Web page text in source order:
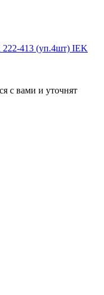
413 (уп.4шт) IEK
с вами и уточнят